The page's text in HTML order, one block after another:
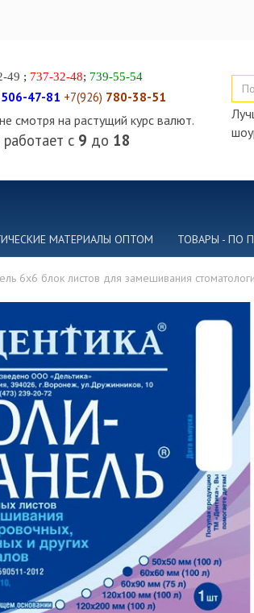
49 ; 737-32-48; 739-55-54
506-47-81 +7(926) 780-38-51
смотря на растущий курс валют.
с 9 до 18
МАТЕРИАЛЫ ОПТОМ ТОВАРЫ - ПО
6х6 блок листов для замешивания